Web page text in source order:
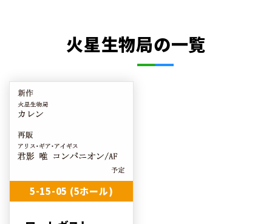
火星生物局の一覧
5-15-05 (5ホール)